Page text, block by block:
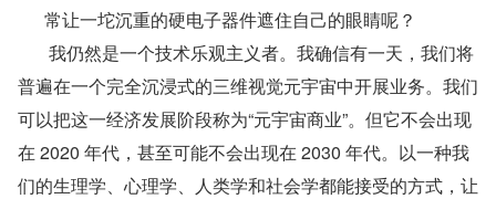
普遍在一个完全沉浸式的三维视觉元宇宙中开展业务。我们
可以把这一经济发展阶段称为“元宇宙商业”。但它不会出现
在 2020 年代，甚至可能不会出现在 2030 年代。以一种我
们的生理学、心理学、人类学和社会学都能接受的方式，让